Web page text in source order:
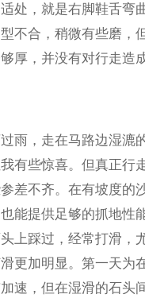
处，就是右脚鞋舌弯
不合，稍微有些磨，
厚，并没有对行走造
雨，走在马路边湿漉
有些惊喜。但真正行
差不齐。在有坡度的
能提供足够的抓地性
上踩过，经常打滑，
更加明显。第一天为
速，但在湿滑的石头